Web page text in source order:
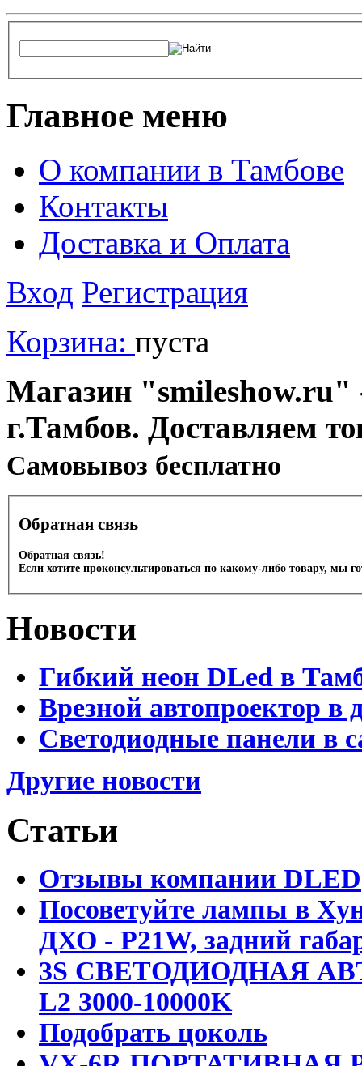
Главное меню
О компании в Тамбове
Контакты
Доставка и Оплата
Вход Регистрация
Корзина: пуста
Магазин "smileshow.ru"
г.Тамбов. Доставляем
Cамовывоз бесплатно
Обратная связь
Обратная связь!
Если хотите проконсультироваться по какому-либо товару, мы
Новости
Гибкий неон DLed в
Врезной автопроектор в
Светодиодные панели в
Другие новости
Статьи
Отзывы компании DLED
Посоветуйте лампы в
ДХО - P21W, задний
3S СВЕТОДИОДНАЯ
L2 3000-10000K
Подобрать цоколь